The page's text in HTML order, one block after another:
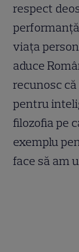
respect
viața
aduce
recunosc
pentru
filozofia pe
exemplu
face să am